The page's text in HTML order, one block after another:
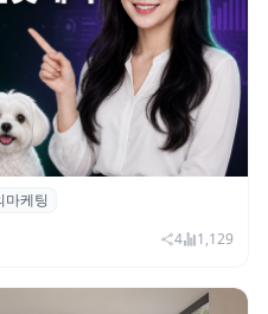
튜브·인스타 등 6개
마케팅
4 1,129